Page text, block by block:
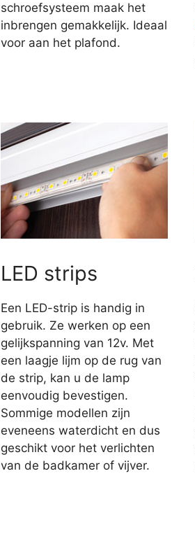
schroefsysteem maak het
inbrengen gemakkelijk. Ideaal
voor aan het plafond.
LED strips
Een LED-strip is handig in
gebruik. Ze werken op een
gelijkspanning van 12v. Met
een laagje lijm op de rug van
de strip, kan u de lamp
eenvoudig bevestigen.
Sommige modellen zijn
eveneens waterdicht en dus
geschikt voor het verlichten
van de badkamer of vijver.